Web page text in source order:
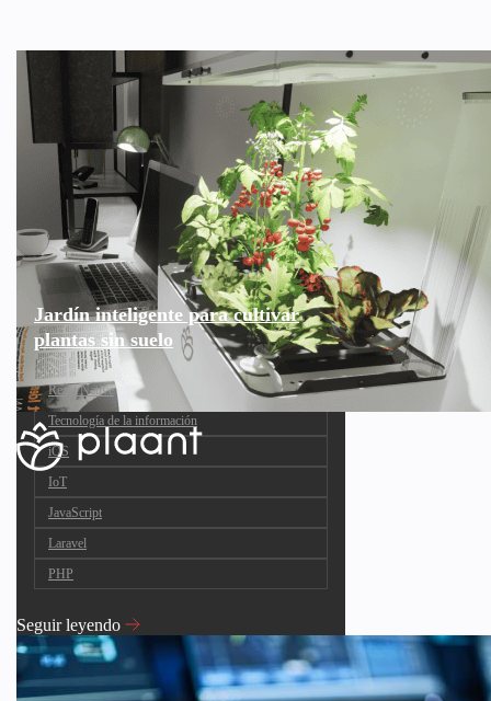
Jardín inteligente para cultivar
plantas sin suelo
React Native
Tecnología de la información
iOS
IoT
JavaScript
Laravel
PHP
Seguir leyendo